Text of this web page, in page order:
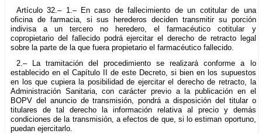
Artículo 32.– 1.– En caso de fallecimiento de un cotitular de una
oficina de farmacia, si sus herederos deciden transmitir su porción
indivisa a un tercero no heredero, el farmacéutico cotitular y
copropietario del fallecido podrá ejercitar el derecho de retracto legal
sobre la parte de la que fuera propietario el farmacéutico fallecido.
2.– La tramitación del procedimiento se realizará conforme a lo
establecido en el Capítulo II de este Decreto, si bien en los supuestos
en los que cupiera la posibilidad de ejercitar el derecho de retracto, la
Administración Sanitaria, con carácter previo a la publicación en el
BOPV del anuncio de transmisión, pondrá a disposición del titular o
titulares de tal derecho la información relativa al precio y demás
condiciones de la transmisión, a efectos de que, si lo estiman oportuno,
puedan ejercitarlo.